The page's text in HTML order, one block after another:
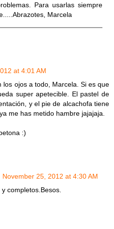
Para usarlas siempre
Marcela
at 4:01 AM
los ojos a todo, Marcela. Si es que
super apetecible. El pastel de
y el pie de alcachofa tiene
me has metido hambre jajajaja.
:)
November 25, 2012 at 4:30 AM
completos.Besos.